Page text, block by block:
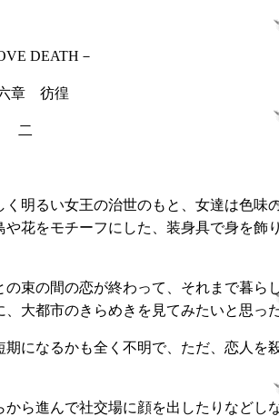
DEATH－
章彷徨
二
明るい女王の治世のもと、女達は色味
花をモチーフにした、装身具で身を飾
束の間の恋が終わって、それまで暮ら
大都市のきらめきを見てみたいと思っ
になるかも全く不明で、ただ、恋人を
ら進んで社交場に顔を出したりなどし